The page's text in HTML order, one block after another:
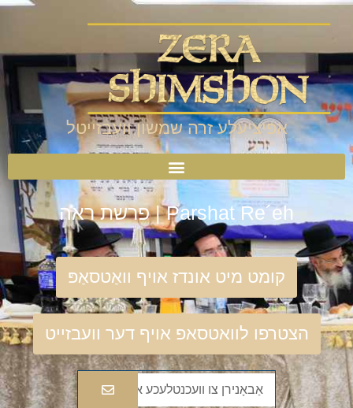
אפיציעלע זרה שמשון וועבזייטל
Parshat Re´eh | פרשת ראה
קומט מיט אונדז אויף וואַטסאַפּ
הצטרפו לוואטסאפ אויף דער וועבזייט